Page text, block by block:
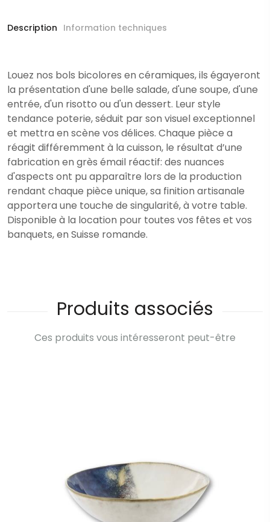
Description Information techniques
Louez nos bols bicolores en céramiques, ils égayeront
la présentation d'une belle salade, d'une soupe, d'une
entrée, d'un risotto ou d'un dessert. Leur style
tendance poterie, séduit par son visuel exceptionnel
et mettra en scène vos délices. Chaque pièce a
réagit différemment à la cuisson, le résultat d’une
fabrication en grès émail réactif: des nuances
d'aspects ont pu apparaître lors de la production
rendant chaque pièce unique, sa finition artisanale
apportera une touche de singularité, à votre table.
Disponible à la location pour toutes vos fêtes et vos
banquets, en Suisse romande.
Produits associés
Ces produits vous intéresseront peut-être